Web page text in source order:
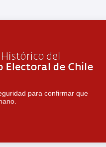
para confirmar que